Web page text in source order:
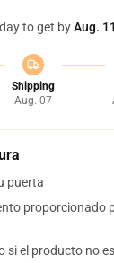
to get byAug.
Shipping
Aug. 07
puerta
proporcionado
si el producto no